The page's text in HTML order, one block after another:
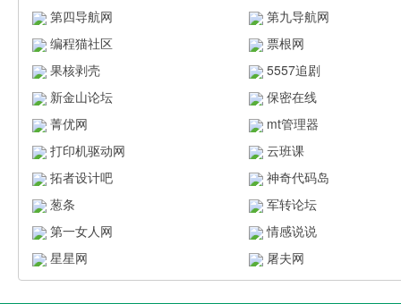
第四导航网
第九导航网
编程猫社区
票根网
果核剥壳
5557追剧
新金山论坛
保密在线
菁优网
mt管理器
打印机驱动网
云班课
拓者设计吧
神奇代码岛
葱条
军转论坛
第一女人网
情感说说
星星网
屠夫网